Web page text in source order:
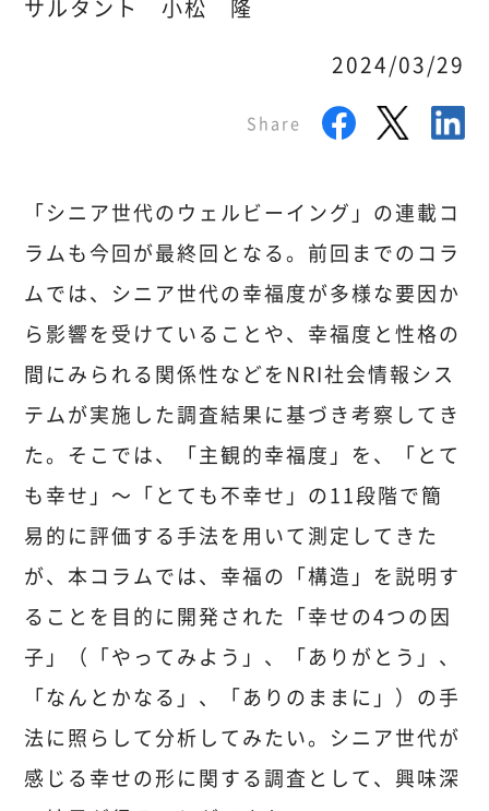
サルタント 小松 隆
2024/03/29
Share
「シニア世代のウェルビーイング」の連載コ
ラムも今回が最終回となる。前回までのコラ
ムでは、シニア世代の幸福度が多様な要因か
ら影響を受けていることや、幸福度と性格の
間にみられる関係性などをNRI社会情報シス
テムが実施した調査結果に基づき考察してき
た。そこでは、「主観的幸福度」を、「とて
も幸せ」～「とても不幸せ」の11段階で簡
易的に評価する手法を用いて測定してきた
が、本コラムでは、幸福の「構造」を説明す
ることを目的に開発された「幸せの4つの因
子」（「やってみよう」、「ありがとう」、
「なんとかなる」、「ありのままに」）の手
法に照らして分析してみたい。シニア世代が
感じる幸せの形に関する調査として、興味深